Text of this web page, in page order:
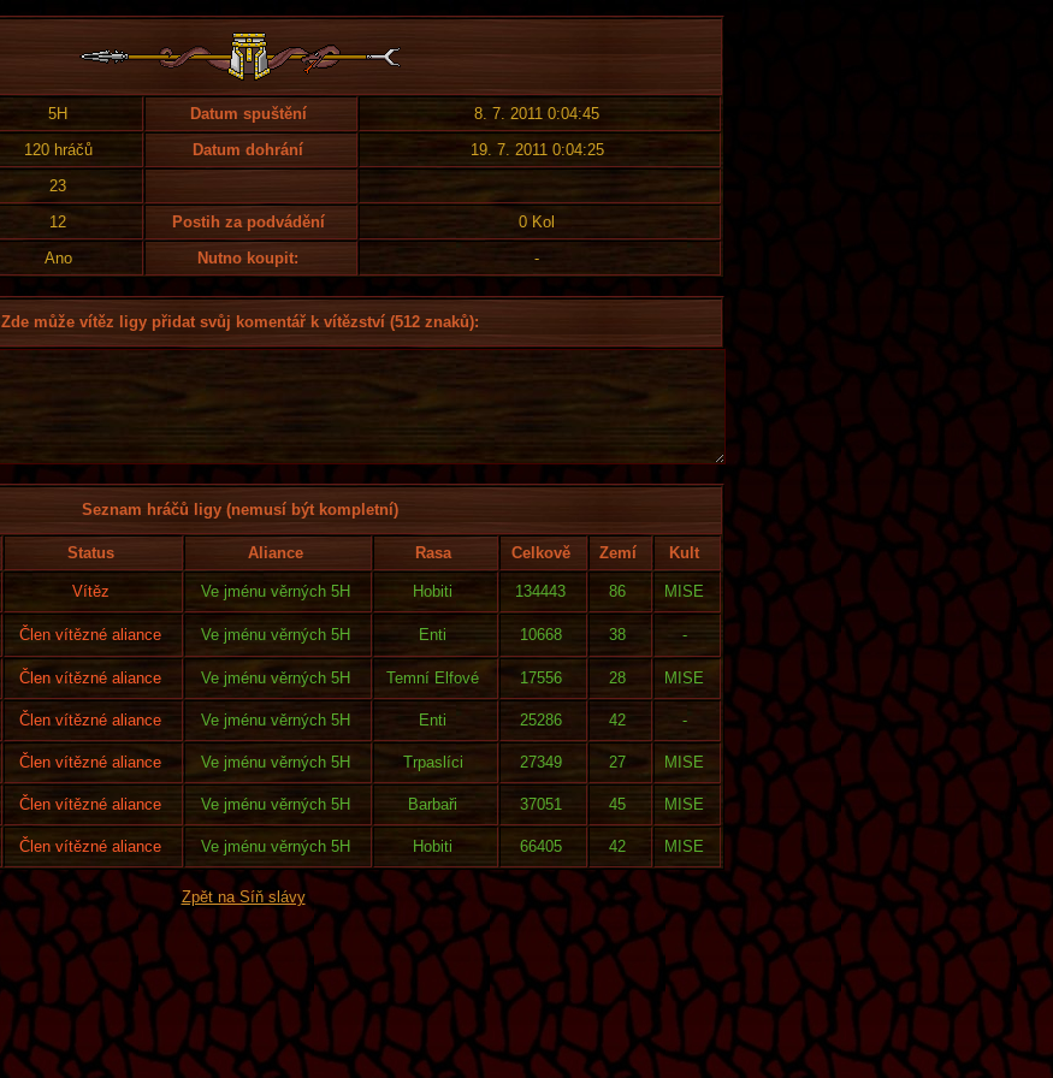
5H Datum spuštění
8. 7. 2011 0:04:45
120 hráčů Datum dohrání
19. 7. 2011 0:04:25
23
12 Postih za podvádění
0 Kol
Ano Nutno koupit: -
Zde může vítěz ligy přidat svůj komentář k vítězství (512 znaků):
Seznam hráčů ligy (nemusí být kompletní)
Status Aliance Rasa Celkově Zemí
Kult
Vítěz Ve jménu věrných 5H Hobiti 134443 86
MISE
Člen vítězné aliance Ve jménu věrných 5H Enti 10668 38
-
Člen vítězné aliance Ve jménu věrných 5H Temní Elfové 17556 28
MISE
Člen vítězné aliance Ve jménu věrných 5H Enti 25286 42
-
Člen vítězné aliance Ve jménu věrných 5H Trpaslíci 27349 27
MISE
Člen vítězné aliance Ve jménu věrných 5H Barbaři 37051 45
MISE
Člen vítězné aliance Ve jménu věrných 5H Hobiti 66405 42 MISE
Zpět na Síň slávy